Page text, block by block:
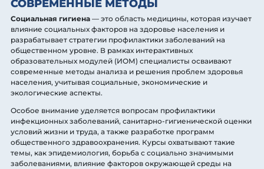
СОВРЕМЕННЫЕ МЕТОДЫ
Социальная гигиена — это область медицины, которая изучает
влияние социальных факторов на здоровье населения и
разрабатывает стратегии профилактики заболеваний на
общественном уровне. В рамках интерактивных
образовательных модулей (ИОМ) специалисты осваивают
современные методы анализа и решения проблем здоровья
населения, учитывая социальные, экономические и
экологические аспекты.
Особое внимание уделяется вопросам профилактики
инфекционных заболеваний, санитарно-гигиенической оценки
условий жизни и труда, а также разработке программ
общественного здравоохранения. Курсы охватывают такие
темы, как эпидемиология, борьба с социально значимыми
заболеваниями, влияние факторов окружающей среды на